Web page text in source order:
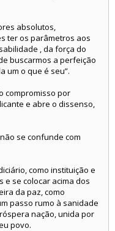
absolutos,
ter os parâmetros aos
, da força do
buscarmos a perfeição
um o que é seu”.
compromisso por
e abre o dissenso,
se confunde com
como instituição e
e se colocar acima dos
da paz, como
passo rumo à sanidade
nação, unida por
povo.